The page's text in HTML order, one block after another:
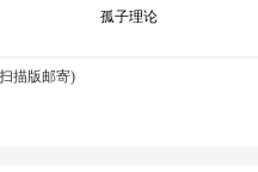
孤子理论
描版邮寄)